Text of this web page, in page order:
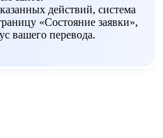
действий, система
«Состояние заявки»,
вашего перевода.